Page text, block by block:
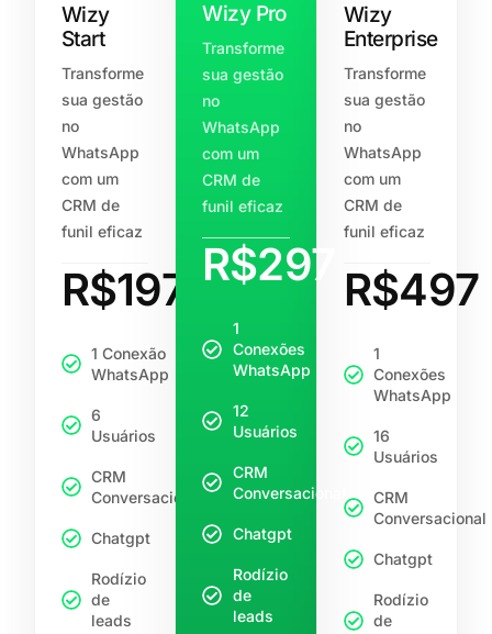
Wizy
Start
Transforme
sua gestão
no
WhatsApp
com um
CRM de
funil eficaz
R$197
1 Conexão
WhatsApp
6
Usuários
CRM
Conversacional
Chatgpt
Rodízio
de
leads
Wizy Pro
Transforme
sua gestão
no
WhatsApp
com um
CRM de
funil eficaz
R$297
1
Conexões
WhatsApp
12
Usuários
CRM
Conversacional
Chatgpt
Rodízio
de
leads
Wizy
Enterprise
Transforme
sua gestão
no
WhatsApp
com um
CRM de
funil eficaz
R$497
1
Conexões
WhatsApp
16
Usuários
CRM
Conversacional
Chatgpt
Rodízio
de